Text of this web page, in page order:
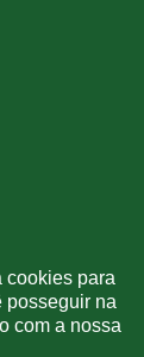
cookies para
posseguir na
com a nossa